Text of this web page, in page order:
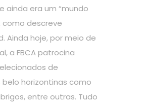
ainda era um “mundo
como descreve
Ainda hoje, por meio de
a FBCA patrocina
de
horizontinas como
entre outras. Tudo